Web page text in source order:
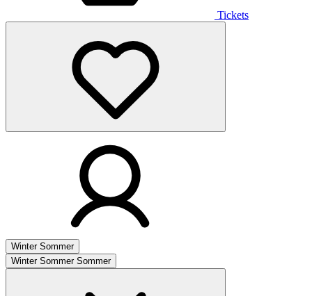
Tickets
Winter Sommer
Winter Sommer Sommer